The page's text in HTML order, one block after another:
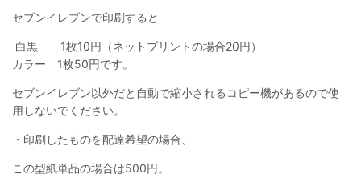
セブンイレブンで印刷すると
白黒 1枚10円（ネットプリントの場合20円）
カラー 1枚50円です。
セブンイレブン以外だと自動で縮小されるコピー機があるので使
用しないでください。
・印刷したものを配達希望の場合、
この型紙単品の場合は500円。